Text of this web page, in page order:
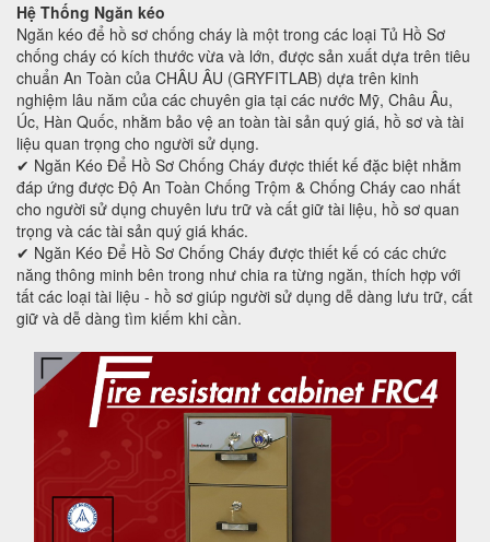
Hệ Thống Ngăn kéo
Ngăn kéo để hồ sơ chống cháy là một trong các loại Tủ Hồ Sơ
chống cháy có kích thước vừa và lớn, được sản xuất dựa trên tiêu
chuẩn An Toàn của CHÂU ÂU (GRYFITLAB) dựa trên kinh
nghiệm lâu năm của các chuyên gia tại các nước Mỹ, Châu Âu,
Úc, Hàn Quốc, nhằm bảo vệ an toàn tài sản quý giá, hồ sơ và tài
liệu quan trọng cho người sử dụng.
✔ Ngăn Kéo Để Hồ Sơ Chống Cháy được thiết kế đặc biệt nhằm
đáp ứng được Độ An Toàn Chống Trộm & Chống Cháy cao nhất
cho người sử dụng chuyên lưu trữ và cất giữ tài liệu, hồ sơ quan
trọng và các tài sản quý giá khác.
✔ Ngăn Kéo Để Hồ Sơ Chống Cháy được thiết kế có các chức
năng thông minh bên trong như chia ra từng ngăn, thích hợp với
tất các loại tài liệu - hồ sơ giúp người sử dụng dễ dàng lưu trữ, cất
giữ và dễ dàng tìm kiếm khi cần.